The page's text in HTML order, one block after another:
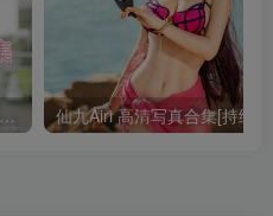
【森萝财团】森萝财团系列福利原版无水印合集下载[与本站内容同步更新] 仙九Airi 高清写真合集[持续